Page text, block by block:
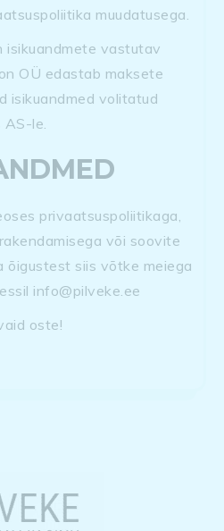
muudatusega.
isikuandmete vastutav
OÜ edastab maksete
isikuandmed volitatud
AS-le.
privaatsuspoliitikaga,
või soovite
õigustest siis võtke meiega
info@pilveke.ee
oste!